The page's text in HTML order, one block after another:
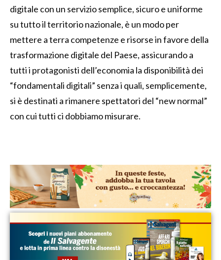
digitale con un servizio semplice, sicuro e uniforme
su tutto il territorio nazionale, è un modo per
mettere a terra competenze e risorse in favore della
trasformazione digitale del Paese, assicurando a
tutti i protagonisti dell’economia la disponibilità dei
“fondamentali digitali” senza i quali, semplicemente,
si è destinati a rimanere spettatori del “new normal”
con cui tutti ci dobbiamo misurare.